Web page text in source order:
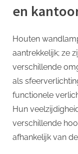
en
Houten
aantrekkelijk; ze
verschillende
als
functionele
Hun
verschillende
afhankelijk van